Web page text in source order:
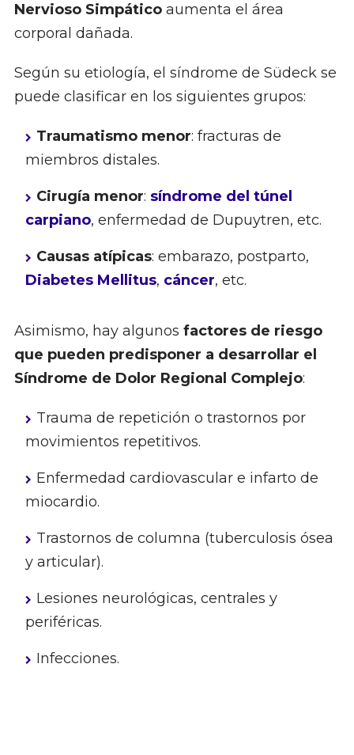
Nervioso Simpáticoaumenta el área
corporal dañada.
Según su etiología, el síndrome de Südeck se
puede clasificar en los siguientes grupos:
Traumatismo menor: fracturas de
miembros distales.
Cirugía menor: síndrome del túnel
carpiano, enfermedad de Dupuytren, etc.
Causas atípicas: embarazo, postparto,
Diabetes Mellitus, cáncer, etc.
Asimismo, hay algunos factores de riesgo
que pueden predisponer a desarrollar el
Síndrome de Dolor Regional Complejo:
Trauma de repetición o trastornos por
movimientos repetitivos.
Enfermedad cardiovascular e infarto de
miocardio.
Trastornos de columna (tuberculosis ósea
y articular).
Lesiones neurológicas, centrales y
periféricas.
Infecciones.